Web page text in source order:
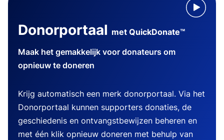
Donorportaal met QuickDonate™
Maak het gemakkelijk voor donateurs om
opnieuw te doneren
Krijg automatisch een merk donorportaal. Via het
Donorportaal kunnen supporters donaties, de
geschiedenis en ontvangstbewijzen beheren en
met één klik opnieuw doneren met behulp van